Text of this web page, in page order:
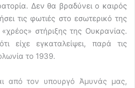
Δεν θα βραδύνει ο καιρός
τις φωτιές στο εσωτερικό της
στήριξης της Ουκρανίας.
είχε εγκαταλείψει, παρά τις
το 1939.
από τον υπουργό Άμυνάς μας,